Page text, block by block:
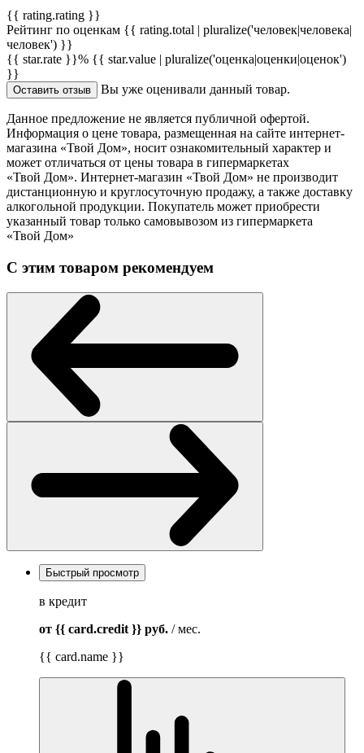
{{ rating.rating }}
Рейтинг по оценкам {{ rating.total | pluralize('человек|человека|
человек') }}
{{ star.rate }}% {{ star.value | pluralize('оценка|оценки|оценок')
}}
Оставить отзыв Вы уже оценивали данный товар.
Данное предложение не является публичной офертой.
Информация о цене товара, размещенная на сайте интернет-
магазина «Твой Дом», носит ознакомительный характер и
может отличаться от цены товара в гипермаркетах
«Твой Дом». Интернет-магазин «Твой Дом» не производит
дистанционную и круглосуточную продажу, а также доставку
алкогольной продукции. Покупатель может приобрести
указанный товар только самовывозом из гипермаркета
«Твой Дом»
С этим товаром рекомендуем
Быстрый просмотр
в кредит
от {{ card.credit }} руб. / мес.
{{ card.name }}